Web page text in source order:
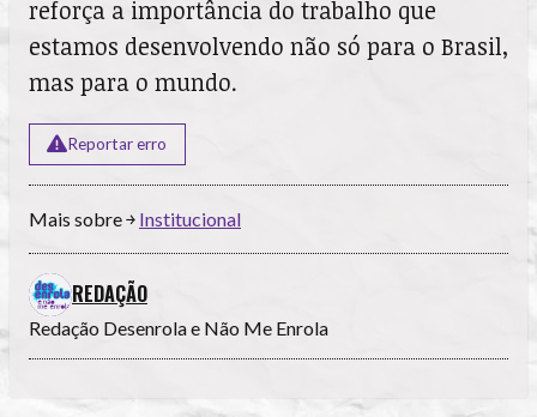
reforça a importância do trabalho que
estamos desenvolvendo não só para o Brasil,
mas para o mundo.
Reportar erro
Mais sobre ￫ Institucional
REDAÇÃO
Redação Desenrola e Não Me Enrola